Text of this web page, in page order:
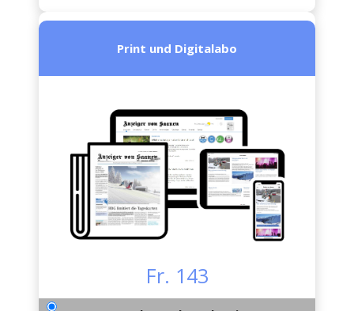
Print und Digitalabo
Fr. 143